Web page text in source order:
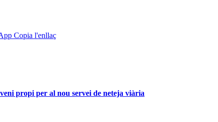
Copia l'enllaç
propi per al nou servei de neteja viària